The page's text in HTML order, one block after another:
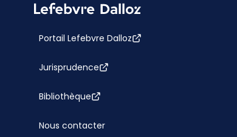
Portail Lefebvre Dalloz
Jurisprudence
Bibliothèque
Nous contacter